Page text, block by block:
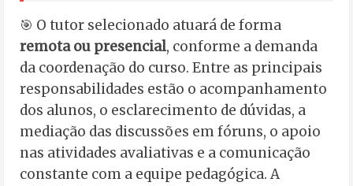
🎯 O tutor selecionado atuará de forma
remota ou presencial, conforme a demanda
da coordenação do curso. Entre as principais
responsabilidades estão o acompanhamento
dos alunos, o esclarecimento de dúvidas, a
mediação das discussões em fóruns, o apoio
nas atividades avaliativas e a comunicação
constante com a equipe pedagógica. A